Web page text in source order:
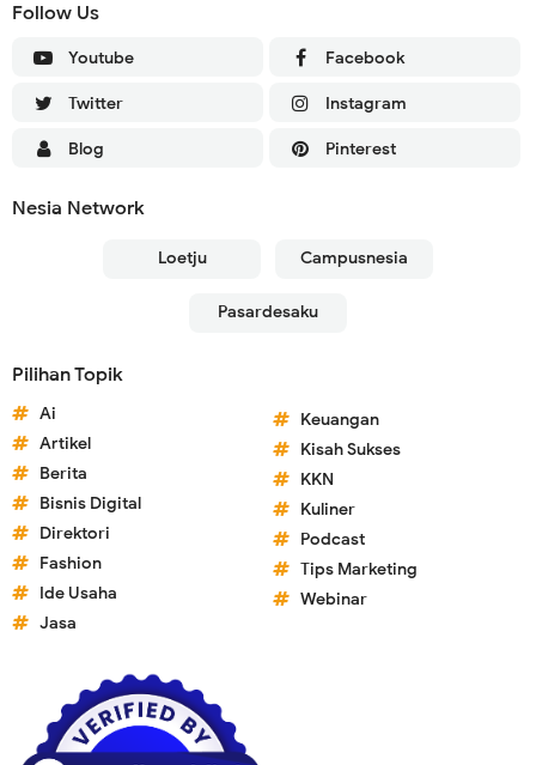
Follow Us
Youtube Facebook
Twitter Instagram
Blog Pinterest
Nesia Network
Loetju Campusnesia
Pasardesaku
Pilihan Topik
Ai
Artikel
Berita
Bisnis Digital
Direktori
Fashion
Ide Usaha
Jasa
Keuangan
Kisah Sukses
KKN
Kuliner
Podcast
Tips Marketing
Webinar